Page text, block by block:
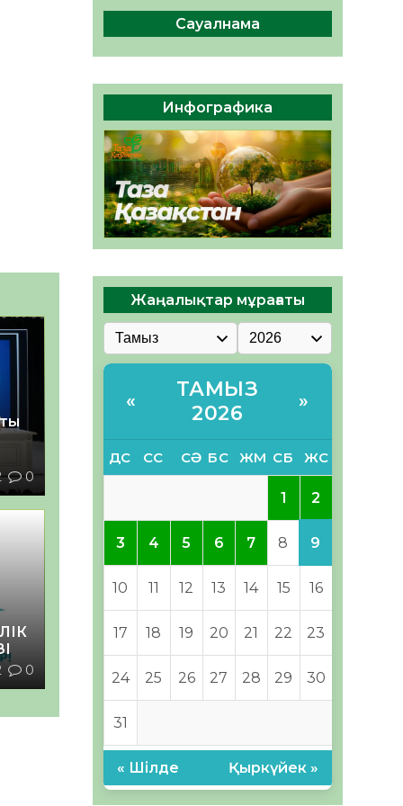
0
0
Руслан Рүстемұлы облыс
әкімінің кеңесшісі болып
тағайындалды
05.08.2026
65 0
Сауалнама
Инфографика
Жаңалықтар мұрағаты
«
ТАМЫЗ
2026
»
ДС СС СӘ БС ЖМ СБ ЖС
1 2
3 4 5 6 7 8 9
10 11 12 13 14 15 16
17 18 19 20 21 22 23
24 25 26 27 28 29 30
31
« Шілде Қыркүйек »